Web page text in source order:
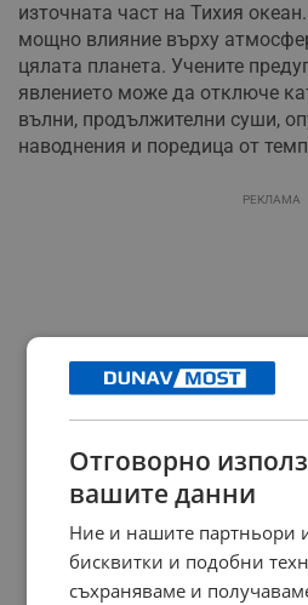
източната част на Тихия
мощно влияние върху
цялата планета. Учените
явлението може да отключе
вълни, продължителни суши,
наводнения и поредица от
РЕКЛАМА
Отговорно
вашите данни
Ние и нашите партньори
бисквитки и подобни
съхраняваме и